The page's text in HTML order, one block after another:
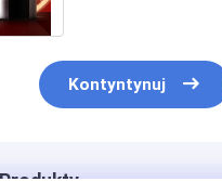
Kontyntynuj